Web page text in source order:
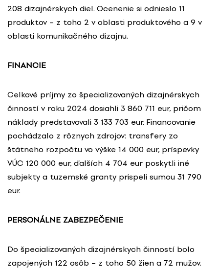
208 dizajnérskych diel. Ocenenie si odnieslo 11
produktov – z toho 2 v oblasti produktového a 9 v
oblasti komunikačného dizajnu.
FINANCIE
Celkové príjmy zo špecializovaných dizajnérskych
činností v roku 2024 dosiahli 3 860 711 eur, pričom
náklady predstavovali 3 133 703 eur. Financovanie
pochádzalo z rôznych zdrojov: transfery zo
štátneho rozpočtu vo výške 14 000 eur, príspevky
VÚC 120 000 eur, ďalších 4 704 eur poskytli iné
subjekty a tuzemské granty prispeli sumou 31 790
eur.
PERSONÁLNE ZABEZPEČENIE
Do špecializovaných dizajnérskych činností bolo
zapojených 122 osôb – z toho 50 žien a 72 mužov.